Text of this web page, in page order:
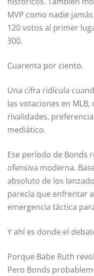
MVP como nadie
120 votos al primer
300.
Cuarenta por ciento.
Una cifra ridícula
las votaciones en
rivalidades,
mediático.
Ese período de Bonds
ofensiva moderna.
absoluto de los
parecía que enfrentar
emergencia táctica
Y ahí es donde el
Porque Babe Ruth
Pero Bonds